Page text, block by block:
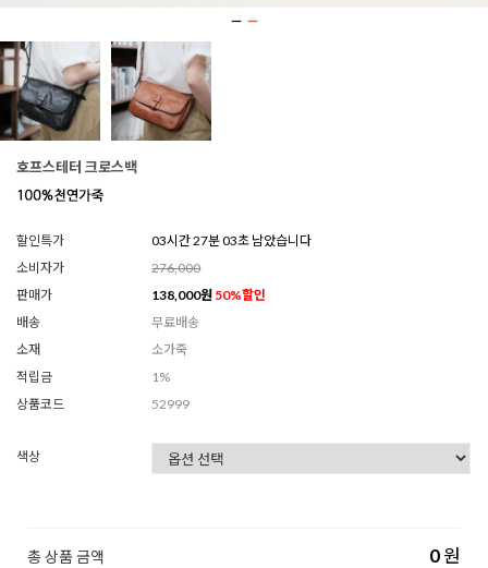
호프스테터 크로스백
할인특가
03시간 27분 00초 남았습니다
소비자가
276,000
판매가
138,000원 50%할인
배송
무료배송
소재
소가죽
적립금
1%
상품코드
52999
색상
총 상품 금액 0원